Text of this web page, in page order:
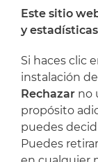
Dónde
Artijoc
Soporte
Este sitio
y
Si haces clic
instalación
Rechazar no
propósito
puedes
Puedes